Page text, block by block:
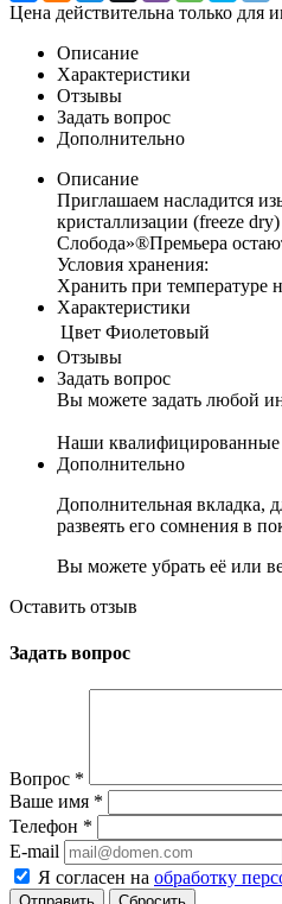
Цена действительна только для
Описание
Характеристики
Отзывы
Задать вопрос
Дополнительно
Описание
Приглашаем насладится
кристаллизации (freeze
Слобода»®Премьера
Условия хранения:
Хранить при температуре
Характеристики
Цвет Фиолетовый
Отзывы
Задать вопрос
Вы можете задать любой
Наши квалифицированные
Дополнительно
Дополнительная вкладка,
развеять его сомнения в
Вы можете убрать её или
Оставить отзыв
Задать вопрос
Вопрос *
Ваше имя *
Телефон *
E-mail
Я согласен на обработку